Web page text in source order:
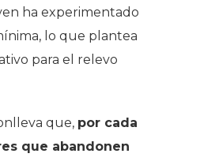
ha experimentado
lo que plantea
para el relevo
que, por cada
que abandonen